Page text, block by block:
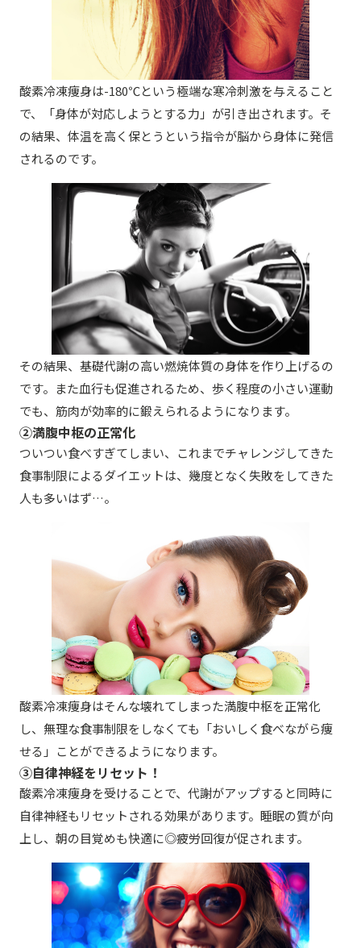
酸素冷凍痩身は-180℃という極端な寒冷刺激を与えること
で、「身体が対応しようとする力」が引き出されます。そ
の結果、体温を高く保とうという指令が脳から身体に発信
されるのです。
その結果、基礎代謝の高い燃焼体質の身体を作り上げるの
です。また血行も促進されるため、歩く程度の小さい運動
でも、筋肉が効率的に鍛えられるようになります。
②満腹中枢の正常化
ついつい食べすぎてしまい、これまでチャレンジしてきた
食事制限によるダイエットは、幾度となく失敗をしてきた
人も多いはず…。
酸素冷凍痩身はそんな壊れてしまった満腹中枢を正常化
し、無理な食事制限をしなくても「おいしく食べながら痩
せる」ことができるようになります。
③自律神経をリセット！
酸素冷凍痩身を受けることで、代謝がアップすると同時に
自律神経もリセットされる効果があります。睡眠の質が向
上し、朝の目覚めも快適に◎疲労回復が促されます。